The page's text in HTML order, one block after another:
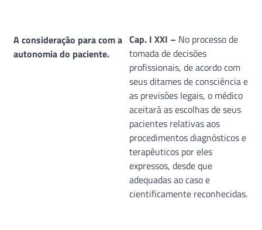
A consideração para com a
autonomia do paciente.
Cap. I XXI – No processo de
tomada de decisões
profissionais, de acordo com
seus ditames de consciência e
as previsões legais, o médico
aceitará as escolhas de seus
pacientes relativas aos
procedimentos diagnósticos e
terapêuticos por eles
expressos, desde que
adequadas ao caso e
cientificamente reconhecidas.